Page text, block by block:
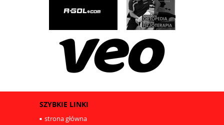
SZYBKIE LINKI
strona główna